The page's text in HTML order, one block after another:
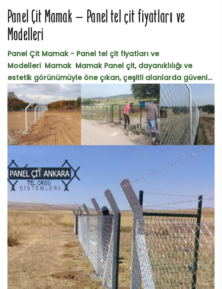
Panel Çit Mamak – Panel tel çit fiyatları ve
Modelleri
Panel Çit Mamak - Panel tel çit fiyatları ve
Modelleri Mamak Mamak Panel çit, dayanıklılığı ve
estetik görünümüyle öne çıkan, çeşitli alanlarda güvenl...